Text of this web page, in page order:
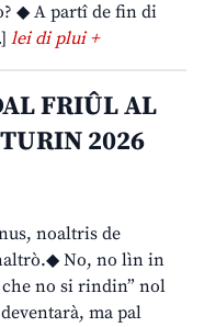
◆ A partî de fin di
lei di plui +
FRIÛL AL
2026
noaltris de
No, no lìn in
no si rindin” nol
ma pal